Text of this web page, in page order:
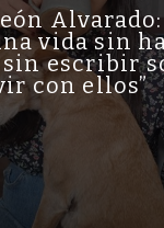
Alvarado:
vida sin
escribir
con ellos”